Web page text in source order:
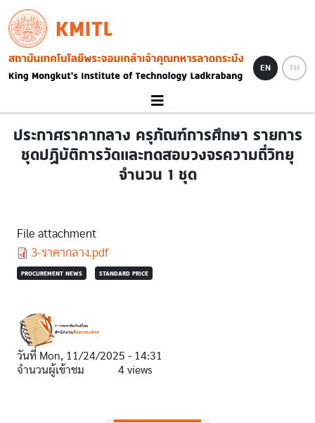
Skip to main content
KMITL
Image
EN TH
ประกาศราคากลาง ครุภัณฑ์การศึกษา รายการ
ชุดปฏิบัติการวัดและทดสอบวงจรความถี่วิทยุ
จำนวน 1 ชุด
File attachment
Document
3-ราคากลาง.pdf
PROCUREMENT NEWS STANDARD PRICE
วันที่ Mon, 11/24/2025 - 14:31
จำนวนผู้เข้าชม
4 views